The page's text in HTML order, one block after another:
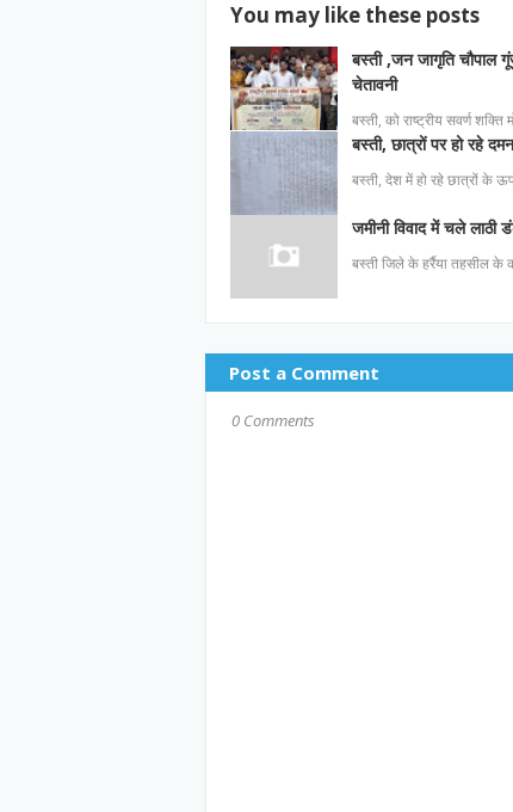
You may like these posts
बस्ती ,जन जागृति चौपाल
चेतावनी
बस्ती, को राष्ट्रीय सवर्ण शक्ति
बस्ती, छात्रों पर हो रहे
बस्ती, देश में हो रहे छात्रों के
जमीनी विवाद में चले लाठी
बस्ती जिले के हर्रैया तहसील के
Post a Comment
0 Comments